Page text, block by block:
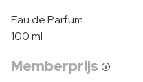
Eau de Parfum
100 ml
Memberprijs